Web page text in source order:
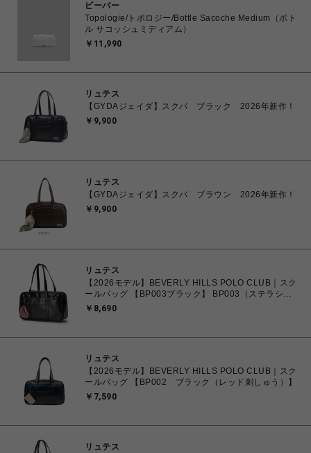
ビーバー
Topologie/トポロジー/Bottle Sacoche Medium（ボト
ル サコッシュミディアム）
￥11,990
リュテス
【GYDAジェイダ】スクバ ブラック 2026年新作！
￥9,900
リュテス
【GYDAジェイダ】スクバ ブラウン 2026年新作！
￥9,900
リュテス
【2026モデル】BEVERLY HILLS POLO CLUB｜スク
ールバッグ 【BP003ブラック】 BP003（ステラシリ
ーズ・2層式）
￥8,690
リュテス
【2026モデル】BEVERLY HILLS POLO CLUB｜スク
ールバッグ 【BP002 ブラック（レッド刺しゅう）】
￥7,590
リュテス